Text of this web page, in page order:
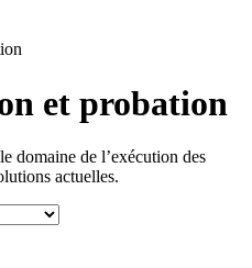
et probation
domaine de l’exécution des
actuelles.